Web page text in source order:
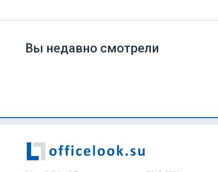
Вы недавно смотрели